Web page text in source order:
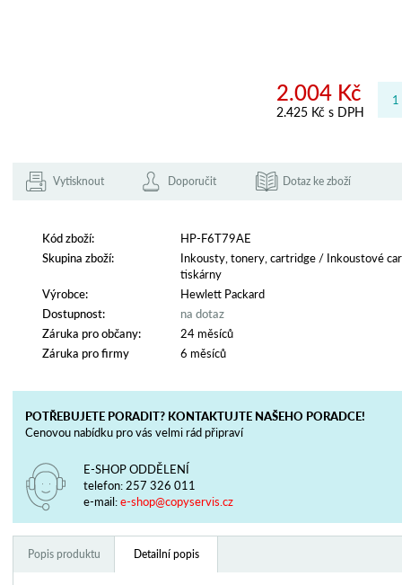
2.004 Kč
2.425 Kč s DPH
Vytisknout Doporučit Dotaz ke zboží
Kód zboží:
HP-F6T79AE
Skupina zboží:
Inkousty, tonery, cartridge / Inkoustové
tiskárny
Výrobce:
Hewlett Packard
Dostupnost:
na dotaz
Záruka pro občany:
24 měsíců
Záruka pro firmy
6 měsíců
POTŘEBUJETE PORADIT? KONTAKTUJTE NAŠEHO PORADCE!
Cenovou nabídku pro vás velmi rád připraví
E-SHOP ODDĚLENÍ
telefon: 257 326 011
e-mail:e-shop@copyservis.cz
Popis produktu Detailní popis